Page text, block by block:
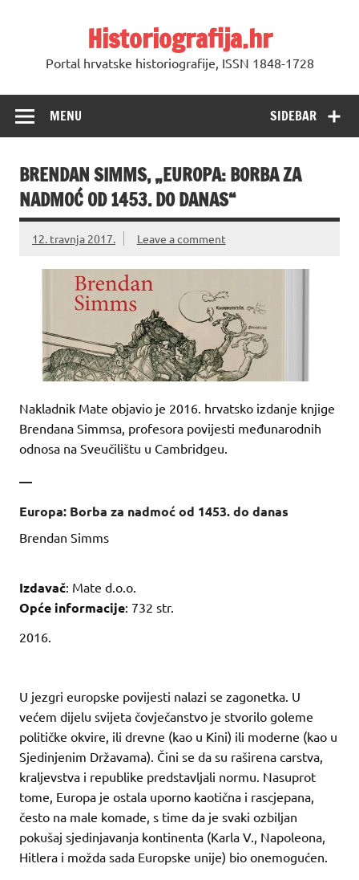
Historiografija.hr
Portal hrvatske historiografije, ISSN 1848-1728
SIDEBAR
MENU
BRENDAN SIMMS, „EUROPA: BORBA ZA
NADMOĆ OD 1453. DO DANAS“
12. travnja 2017. Leave a comment
Nakladnik Mate objavio je 2016. hrvatsko izdanje knjige
Brendana Simmsa, profesora povijesti međunarodnih
odnosa na Sveučilištu u Cambridgeu.
—
Europa: Borba za nadmoć od 1453. do danas
Brendan Simms
Izdavač: Mate d.o.o.
Opće informacije: 732 str.
2016.
U jezgri europske povijesti nalazi se zagonetka. U
većem dijelu svijeta čovječanstvo je stvorilo goleme
političke okvire, ili drevne (kao u Kini) ili moderne (kao u
Sjedinjenim Državama). Čini se da su raširena carstva,
kraljevstva i republike predstavljali normu. Nasuprot
tome, Europa je ostala uporno kaotična i rascjepana,
često na male komade, s time da je svaki ozbiljan
pokušaj sjedinjavanja kontinenta (Karla V., Napoleona,
Hitlera i možda sada Europske unije) bio onemogućen.